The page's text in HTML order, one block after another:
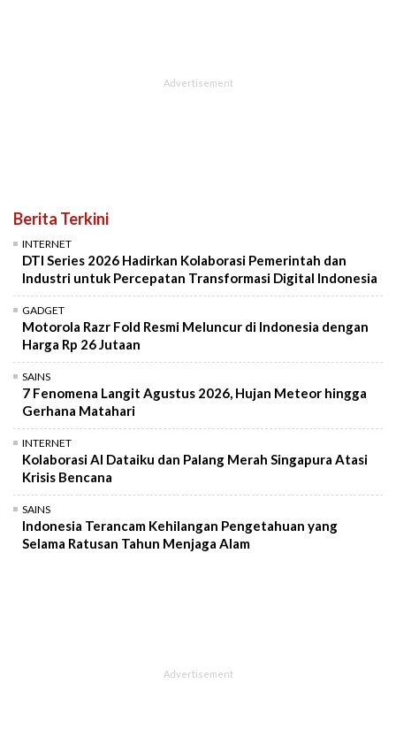
Berita Terkini
INTERNET
DTI Series 2026 Hadirkan Kolaborasi Pemerintah dan
Industri untuk Percepatan Transformasi Digital Indonesia
GADGET
Motorola Razr Fold Resmi Meluncur di Indonesia dengan
Harga Rp 26 Jutaan
SAINS
7 Fenomena Langit Agustus 2026, Hujan Meteor hingga
Gerhana Matahari
INTERNET
Kolaborasi AI Dataiku dan Palang Merah Singapura Atasi
Krisis Bencana
SAINS
Indonesia Terancam Kehilangan Pengetahuan yang
Selama Ratusan Tahun Menjaga Alam